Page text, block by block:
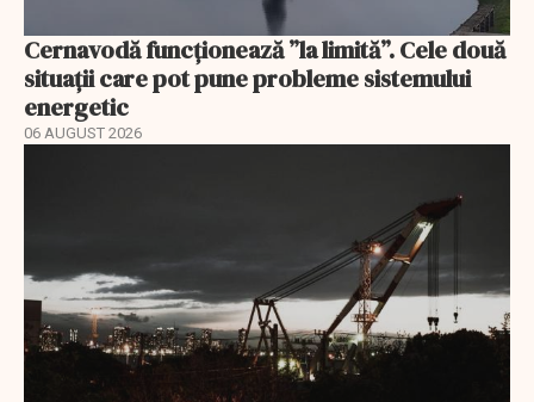
Cernavodă funcționează ”la limită”. Cele două
situații care pot pune probleme sistemului
energetic
06 AUGUST 2026